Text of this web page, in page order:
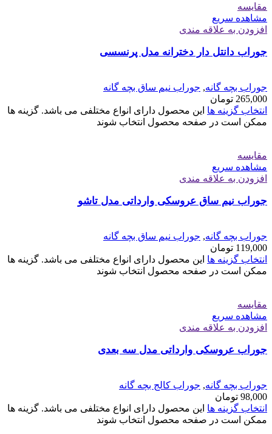
مقایسه
مشاهده سریع
افزودن به علاقه مندی
جوراب دانتل دار دخترانه مدل پرنسسی
جوراب بچه گانه, جوراب نیم ساق بچه گانه
265,000 تومان
انتخاب گزینه ها این محصول دارای انواع مختلفی می باشد. گزینه ها
ممکن است در صفحه محصول انتخاب شوند
مقایسه
مشاهده سریع
افزودن به علاقه مندی
جوراب نیم ساق عروسکی وارداتی مدل تاشو
جوراب بچه گانه, جوراب نیم ساق بچه گانه
119,000 تومان
انتخاب گزینه ها این محصول دارای انواع مختلفی می باشد. گزینه ها
ممکن است در صفحه محصول انتخاب شوند
مقایسه
مشاهده سریع
افزودن به علاقه مندی
جوراب عروسکی وارداتی مدل سه بعدی
جوراب بچه گانه, جوراب کالج بچه گانه
98,000 تومان
انتخاب گزینه ها این محصول دارای انواع مختلفی می باشد. گزینه ها
ممکن است در صفحه محصول انتخاب شوند